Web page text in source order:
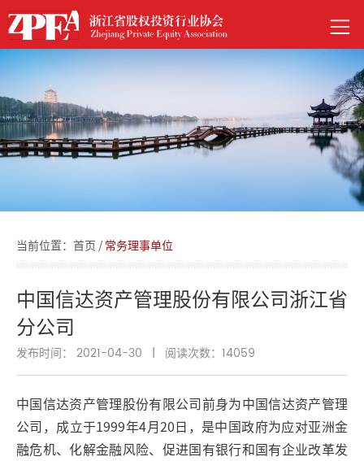
当前位置： 首页 / 常务理事单位
中国信达资产管理股份有限公司浙江省
分公司
发布时间： 2021-04-30 | 阅读次数： 14059
中国信达资产管理股份有限公司前身为中国信达资产管理
公司，成立于1999年4月20日，是中国政府为应对亚洲金
融危机、化解金融风险、促进国有银行和国有企业改革发